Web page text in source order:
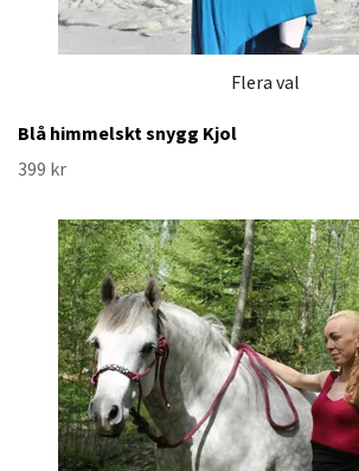
Flera val
Blå himmelskt snygg Kjol
399 kr